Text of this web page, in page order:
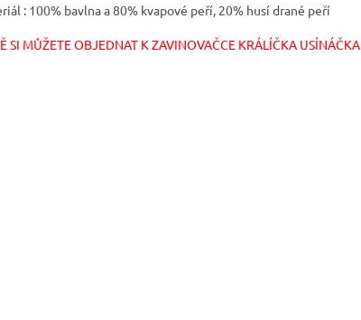
: 100% bavlna a 80% kvapové peří, 20% husí drané peří
SI MŮŽETE OBJEDNAT K ZAVINOVAČCE KRÁLÍČKA